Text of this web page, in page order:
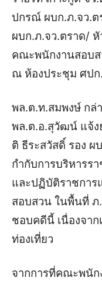
ปกรณ์ ผบก.ภ.จว.ต
ผบก.ภ.จว.ตราด/
คณะพนักงานสอบส
ณ ห้องประชุม ศปก
พล.ต.ท.สมพงษ์ กล่
พล.ต.อ.สุวัฒน์ แจ้ง
ติ ธีระสวัสดิ์ รอง
กำกับการบริหารร
และปฏิบัติราชการ
สอบสวน ในพื้นที่ ภ
ชอบคดีนี้ เนื่องจา
ท่องเที่ยว
จากการที่คณะพนัก